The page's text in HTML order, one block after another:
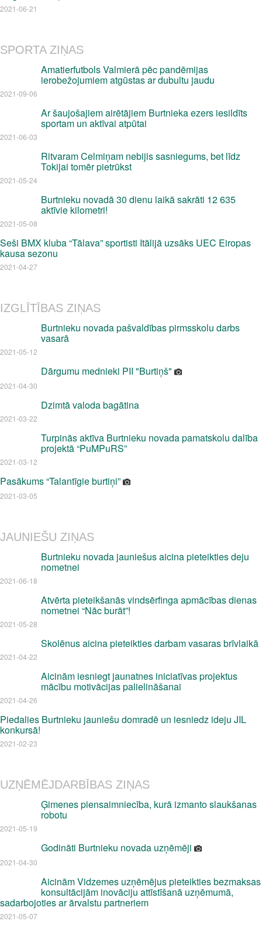
2021-06-21
SPORTA ZIŅAS
Amatierfutbols Valmierā pēc pandēmijas
ierobežojumiem atgūstas ar dubultu jaudu
2021-09-06
Ar šaujošajiem airētājiem Burtnieka ezers iesildīts
sportam un aktīvai atpūtai
2021-06-03
Ritvaram Celmiņam nebijis sasniegums, bet līdz
Tokijai tomēr pietrūkst
2021-05-24
Burtnieku novadā 30 dienu laikā sakrāti 12 635
aktīvie kilometri!
2021-05-08
Seši BMX kluba “Tālava” sportisti Itālijā uzsāks UEC Eiropas
kausa sezonu
2021-04-27
IZGLĪTĪBAS ZIŅAS
Burtnieku novada pašvaldības pirmsskolu darbs
vasarā
2021-05-12
Dārgumu mednieki PII "Burtiņš"
2021-04-30
Dzimtā valoda bagātina
2021-03-22
Turpinās aktīva Burtnieku novada pamatskolu dalība
projektā “PuMPuRS”
2021-03-12
Pasākums “Talantīgie burtiņi”
2021-03-05
JAUNIEŠU ZIŅAS
Burtnieku novada jauniešus aicina pieteikties deju
nometnei
2021-06-18
Atvērta pieteikšanās vindsērfinga apmācības dienas
nometnei “Nāc burāt”!
2021-05-28
Skolēnus aicina pieteikties darbam vasaras brīvlaikā
2021-04-22
Aicinām iesniegt jaunatnes iniciatīvas projektus
mācību motivācijas palielināšanai
2021-04-26
Piedalies Burtnieku jauniešu domradē un iesniedz ideju JIL
konkursā!
2021-02-23
UZŅĒMĒJDARBĪBAS ZIŅAS
Ģimenes piensaimniecība, kurā izmanto slaukšanas
robotu
2021-05-19
Godināti Burtnieku novada uzņēmēji
2021-04-30
Aicinām Vidzemes uzņēmējus pieteikties bezmaksas
konsultācijām inovāciju attīstīšanā uzņēmumā,
sadarbojoties ar ārvalstu partneriem
2021-05-07